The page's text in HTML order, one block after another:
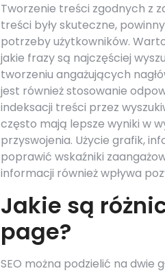
Tworzenie treści zgodnych z
treści były skuteczne,
potrzeby użytkowników.
jakie frazy są najczęściej
tworzeniu angażujących
jest również stosowanie
indeksacji treści przez
często mają lepsze wyniki w
przyswojenia. Użycie grafik,
poprawić wskaźniki
informacji również wpływa
Jakie są
page?
SEO można podzielić na dwie